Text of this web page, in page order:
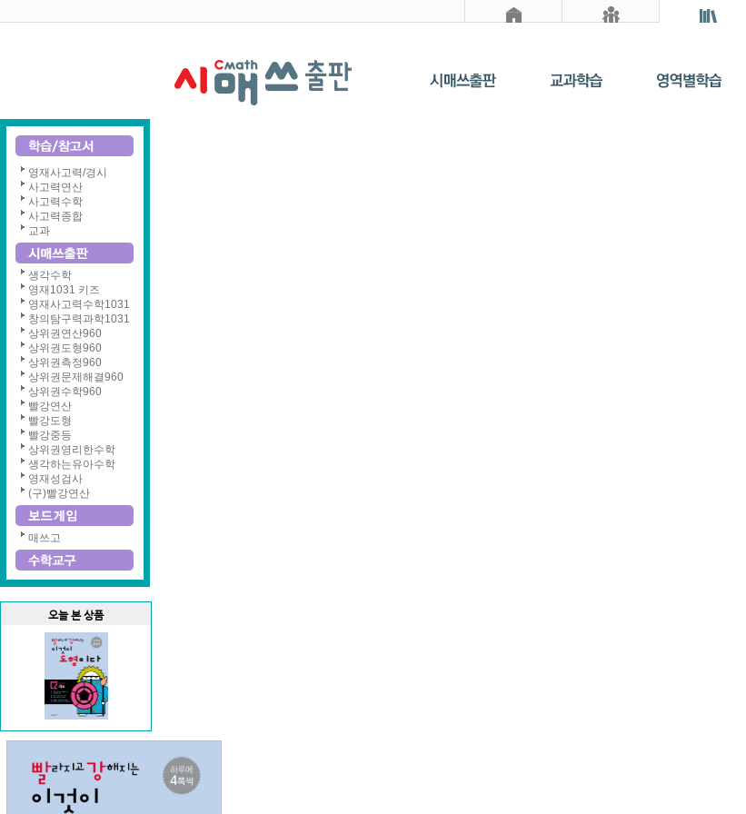
영재사고력/경시
사고력연산
사고력수학
사고력종합
교과
생각수학
영재1031 키즈
영재사고력수학1031
창의탐구력과학1031
상위권연산960
상위권도형960
상위권측정960
상위권문제해결960
상위권수학960
빨강연산
빨강도형
빨강중등
상위권영리한수학
생각하는유아수학
영재성검사
(구)빨강연산
매쓰고
오늘 본 상품